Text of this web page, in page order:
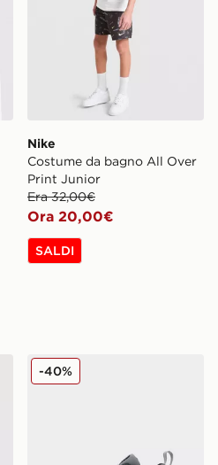
Nike
Costume da bagno All Over
Print Junior
Era 32,00€
Ora 20,00€
SALDI
Junior
Nike P-6000 Bambino
-40%